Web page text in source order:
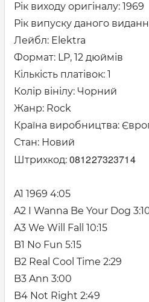
Рік виходу оригіналу: 1969
Рік випуску даного
Лейбл: Elektra
Формат: LP, 12 дюймів
Кількість платівок: 1
Колір вінілу: Чорний
Жанр: Rock
Країна виробництва:
Стан: Новий
Штрихкод: 081227323714
A1 1969 4:05
A2 I Wanna Be Your Dog
A3 We Will Fall 10:15
B1 No Fun 5:15
B2 Real Cool Time 2:29
B3 Ann 3:00
B4 Not Right 2:49